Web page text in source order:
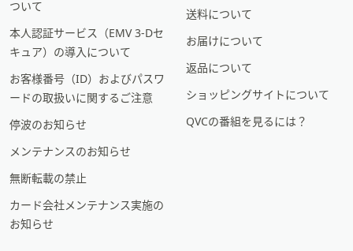
ついて
本人認証サービス（EMV 3-Dセ
キュア）の導入について
お客様番号（ID）およびパスワ
ードの取扱いに関するご注意
停波のお知らせ
メンテナンスのお知らせ
無断転載の禁止
カード会社メンテナンス実施の
お知らせ
送料について
お届けについて
返品について
ショッピングサイトについて
QVCの番組を見るには？